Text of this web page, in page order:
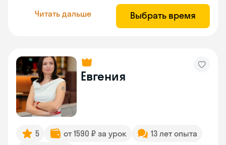
Читать дальше Выбрать время
Евгения
5 от 1590 ₽ за урок
13 лет опыта